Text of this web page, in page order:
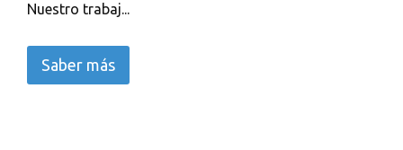
Nuestro trabaj...
Saber más